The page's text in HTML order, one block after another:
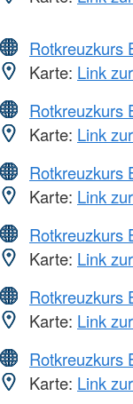
Rotkreuzkurs
Karte: Link
Rotkreuzkurs
Karte: Link
Rotkreuzkurs
Karte: Link
Rotkreuzkurs
Karte: Link
Rotkreuzkurs
Karte: Link
Rotkreuzkurs
Karte: Link